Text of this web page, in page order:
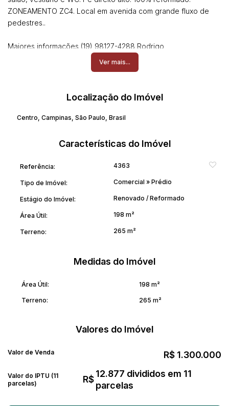
ZONEAMENTO ZC4. Local em avenida com grande fluxo de
pedestres..
Maiores informações (19) 98127-4288 Rodrigo
Ver mais...
Localização do Imóvel
Centro Campinas São Paulo Brasil
Características do Imóvel
Referência: 4363
Tipo de Imóvel: Comercial » Prédio
Estágio do Imóvel: Renovado / Reformado
Área Útil: 198 m²
Terreno: 265 m²
Medidas do Imóvel
Área Útil: 198 m²
Terreno: 265 m²
Valores do Imóvel
R$ 1.300.000
Valor de Venda
Valor do IPTU (11
parcelas)
R$
12.877 divididos em 11
parcelas